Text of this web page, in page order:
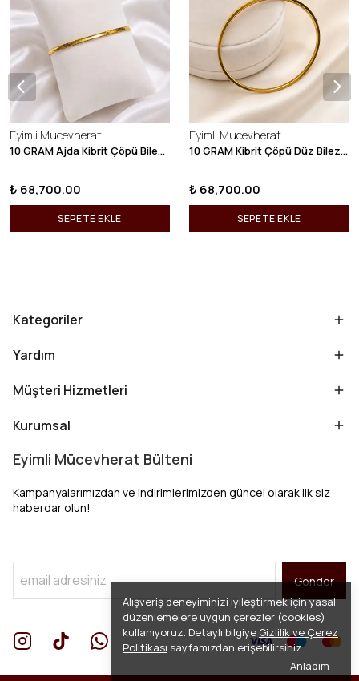
Alışveriş deneyiminizi iyileştirmek için yasal
düzenlemelere uygun çerezler (cookies)
kullanıyoruz. Detaylı bilgiye Gizlilik ve Çerez
Politikası sayfamızdan erişebilirsiniz.
Anladım
Eyimli Mucevherat
10 GRAM Ajda Kibrit Çöpü Bilezik 22 Ayar 22BLZ003
₺ 68,700.00
SEPETE EKLE
Eyimli Mucevherat
10 GRAM Kibrit Çöpü Düz Bilezik 22 Ayar 22BLZ001
₺ 68,700.00
SEPETE EKLE
Kategoriler
Yardım
Müşteri Hizmetleri
Kurumsal
Eyimli Mücevherat Bülteni
Kampanyalarımızdan ve indirimlerimizden güncel olarak ilk siz
haberdar olun!
Gönder